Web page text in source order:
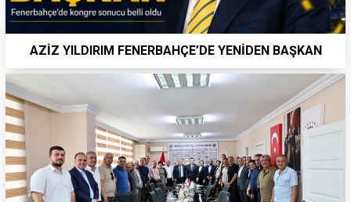
AZİZ YILDIRIM FENERBAHÇE’DE YENİDEN BAŞKAN